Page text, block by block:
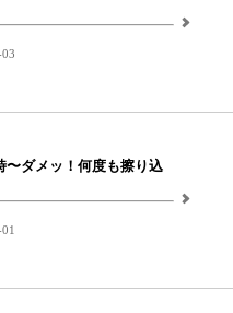
〜ダメッ！何度も擦り込